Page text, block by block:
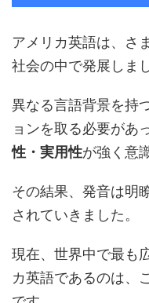
アメリカ英語は、さ
社会の中で発展しま
異なる言語背景を持
ョンを取る必要があ
性・実用性が強く意
その結果、発音は明
されていきました。
現在、世界中で最も
カ英語であるのは、